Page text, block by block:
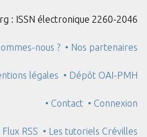
: ISSN électronique 2260-2046
nous ? • Nos partenaires
légales • Dépôt OAI-PMH
• Contact • Connexion
Flux RSS • Les tutoriels Crévilles